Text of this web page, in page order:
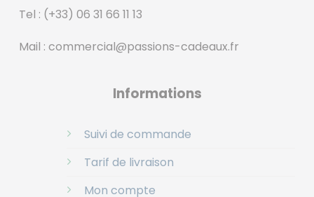
Tel : (+33) 06 31 66 11 13
Mail : commercial@passions-cadeaux.fr
Informations
Suivi de commande
Tarif de livraison
Mon compte